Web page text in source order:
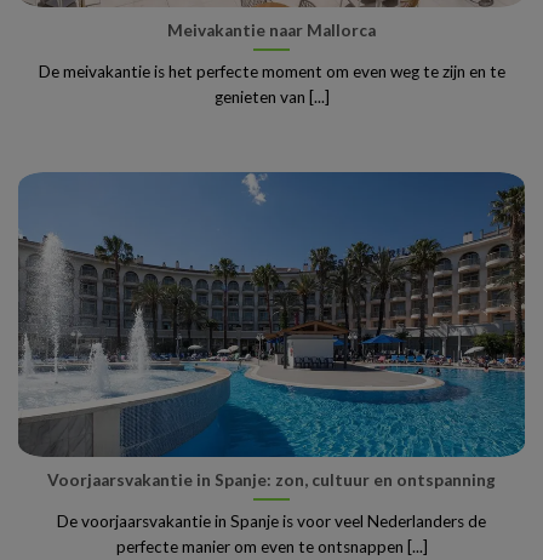
Meivakantie naar Mallorca
De meivakantie is het perfecte moment om even weg te zijn en te
genieten van [...]
Voorjaarsvakantie in Spanje: zon, cultuur en ontspanning
De voorjaarsvakantie in Spanje is voor veel Nederlanders de
perfecte manier om even te ontsnappen [...]